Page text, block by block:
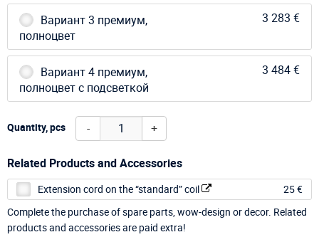
Вариант 3 премиум,
полноцвет
3 283 €
Вариант 4 премиум,
полноцвет с подсветкой
3 484 €
Quantity, pcs - +
Related Products and Accessories
Extension cord on the “standard” coil
25 €
Complete the purchase of spare parts, wow-design or decor. Related
products and accessories are paid extra!